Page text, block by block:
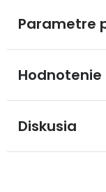
Parametre
Diskusia